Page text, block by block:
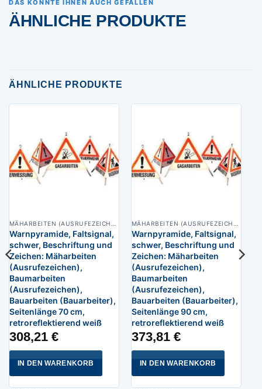
DAS KÖNNTE IHNEN AUCH GEFALLEN
ÄHNLICHE PRODUKTE
ÄHNLICHE PRODUKTE
Warnpyramide, Faltsignal,
schwer, Beschriftung und
Zeichen: Mäharbeiten
(Ausrufezeichen),
Baumarbeiten
(Ausrufezeichen),
Bauarbeiten (Bauarbeiter),
Seitenlänge 70 cm,
retroreflektierend weiß
308,21 €
IN DEN WARENKORB
Warnpyramide, Faltsignal,
schwer, Beschriftung und
Zeichen: Mäharbeiten
(Ausrufezeichen),
Baumarbeiten
(Ausrufezeichen),
Bauarbeiten (Bauarbeiter),
Seitenlänge 90 cm,
retroreflektierend weiß
373,81 €
IN DEN WARENKORB